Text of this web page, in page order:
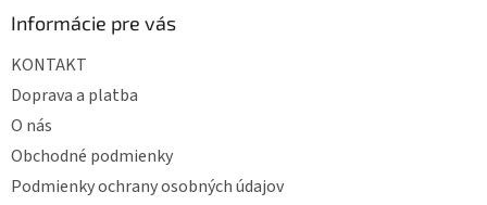
Informácie pre vás
KONTAKT
Doprava a platba
O nás
Obchodné podmienky
Podmienky ochrany osobných údajov